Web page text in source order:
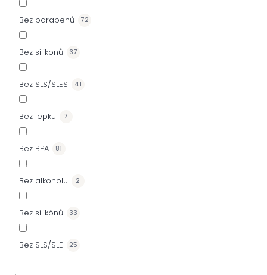
Bez parabenů 72
Bez silikonů 37
Bez SLS/SLES 41
Bez lepku 7
Bez BPA 81
Bez alkoholu 2
Bez silikónů 33
Bez SLS/SLE 25